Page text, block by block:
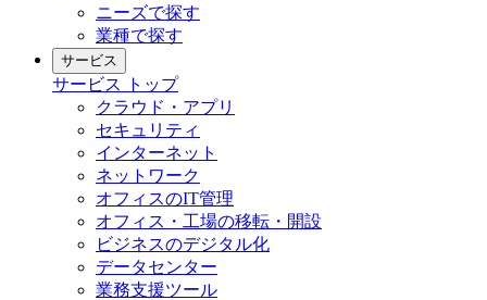
ニーズで探す
業種で探す
サービス
サービス
トップ
クラウド・アプリ
セキュリティ
インターネット
ネットワーク
オフィスのIT管理
オフィス・工場の移転・開設
ビジネスのデジタル化
データセンター
業務支援ツール